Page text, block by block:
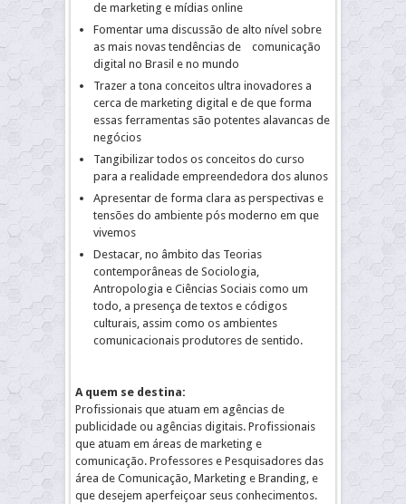
de marketing e mídias online
Fomentar uma discussão de alto nível sobre
as mais novas tendências de comunicação
digital no Brasil e no mundo
Trazer a tona conceitos ultra inovadores a
cerca de marketing digital e de que forma
essas ferramentas são potentes alavancas de
negócios
Tangibilizar todos os conceitos do curso
para a realidade empreendedora dos alunos
Apresentar de forma clara as perspectivas e
tensões do ambiente pós moderno em que
vivemos
Destacar, no âmbito das Teorias
contemporâneas de Sociologia,
Antropologia e Ciências Sociais como um
todo, a presença de textos e códigos
culturais, assim como os ambientes
comunicacionais produtores de sentido.
A quem se destina:
Profissionais que atuam em agências de
publicidade ou agências digitais. Profissionais
que atuam em áreas de marketing e
comunicação. Professores e Pesquisadores das
área de Comunicação, Marketing e Branding, e
que desejem aperfeiçoar seus conhecimentos.